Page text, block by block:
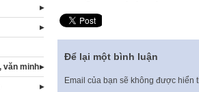
Để lại một bình luận
Email của bạn sẽ không được hiển
văn minh